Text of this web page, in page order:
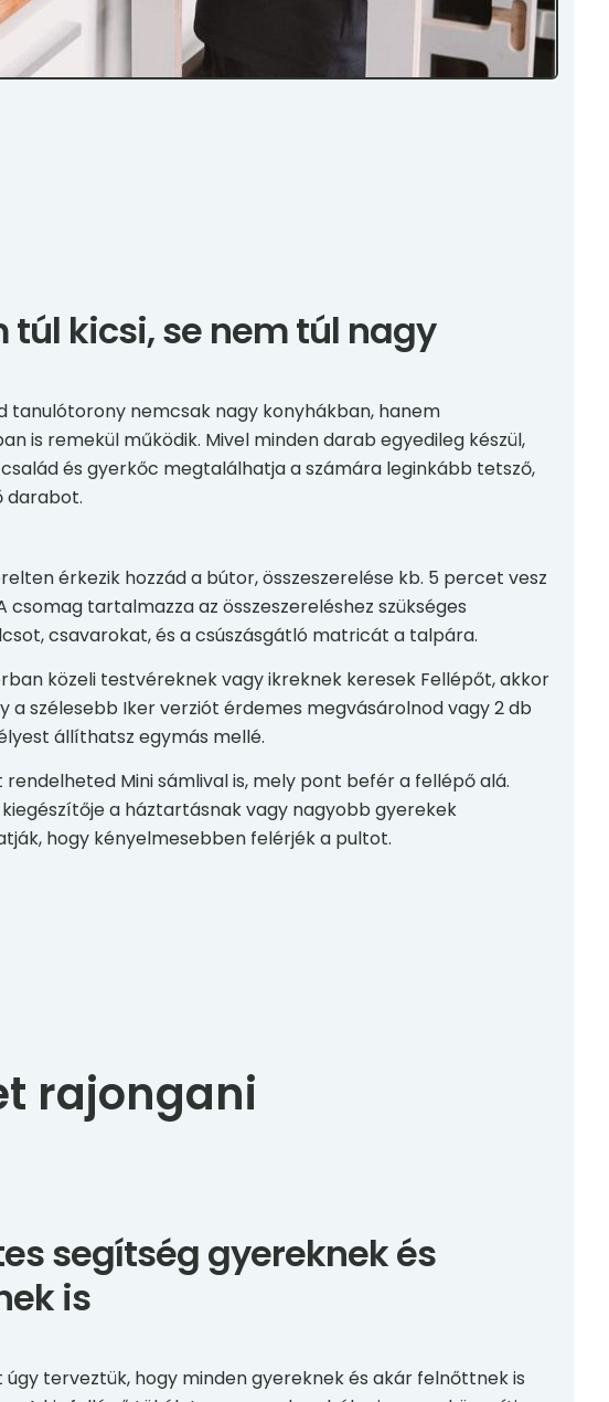
túl kicsi, se nem túl nagy
tanulótorony nemcsak nagy konyhákban, hanem
is remekül működik. Mivel minden darab egyedileg készül,
és gyerkőc megtalálhatja a számára leginkább tetsző,
darabot.
érkezik hozzád a bútor, összeszerelése kb. 5 percet vesz
csomag tartalmazza az összeszereléshez szükséges
csavarokat, és a csúszásgátló matricát a talpára.
közeli testvéreknek vagy ikreknek keresek Fellépőt, akkor
a szélesebb Iker verziót érdemes megvásárolnod vagy 2 db
állíthatsz egymás mellé.
Mini sámlival is, mely pont befér a fellépő alá.
a háztartásnak vagy nagyobb gyerekek
hogy kényelmesebben felérjék a pultot.
rajongani
segítség gyereknek és
is
úgy terveztük, hogy minden gyereknek és akár felnőttnek is